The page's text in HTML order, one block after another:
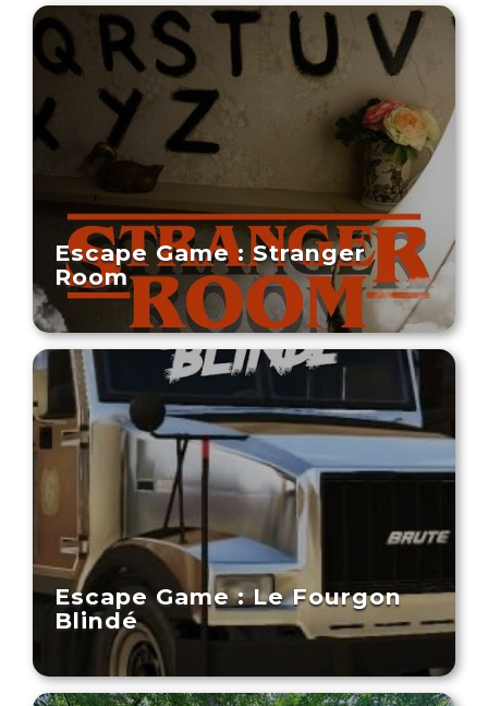
Escape Game : Stranger
Room
Escape Game : Le Fourgon
Blindé